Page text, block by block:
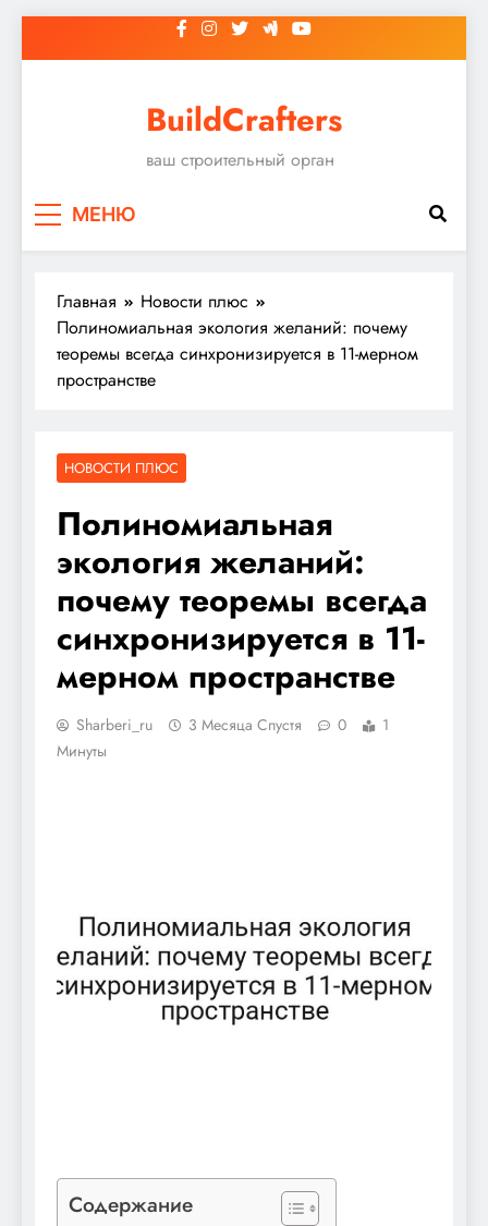
к
BuildCrafters
ваш строительный орган
МЕНЮ
Главная
Новости плюс
Полиномиальная экология желаний: почему
теоремы всегда синхронизируется в 11-мерном
пространстве
НОВОСТИ ПЛЮС
Полиномиальная
экология желаний:
почему теоремы всегда
синхронизируется в 11-
мерном пространстве
Sharberi_ru 3 Месяца Спустя 0
1
Минуты
Содержание